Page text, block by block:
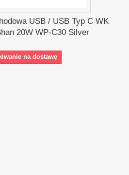
USB / USB Typ C WK
20W WP-C30 Silver
na dostawę